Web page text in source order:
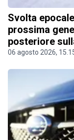
Svolta
prossima
posteriore
06 agosto 2026,